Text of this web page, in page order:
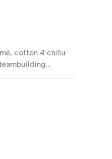
cotton 4 chiều